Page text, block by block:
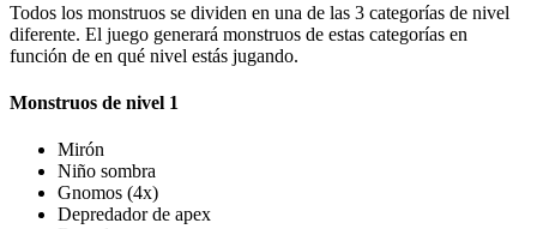
Todos los monstruos se dividen en una de las 3 categorías de nivel
diferente. El juego generará monstruos de estas categorías en
función de en qué nivel estás jugando.
Monstruos de nivel 1
Mirón
Niño sombra
Gnomos (4x)
Depredador de apex